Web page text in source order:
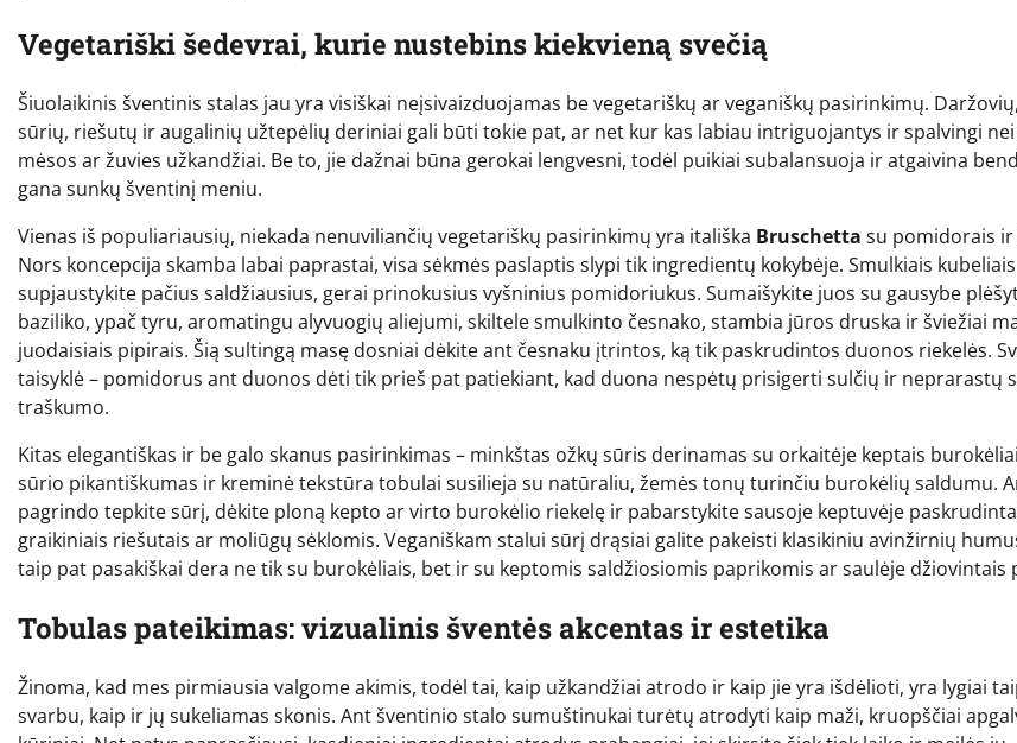
Vegetariški šedevrai, kurie nustebins kiekvieną svečią
Šiuolaikinis šventinis stalas jau yra visiškai neįsivaizduojamas be vegetariškų ar veganiškų pasirinkimų.
sūrių, riešutų ir augalinių užtepėlių deriniai gali būti tokie pat, ar net kur kas labiau intriguojantys ir spalvingi
mėsos ar žuvies užkandžiai. Be to, jie dažnai būna gerokai lengvesni, todėl puikiai subalansuoja ir atgaivina
gana sunkų šventinį meniu.
Vienas iš populiariausių, niekada nenuviliančių vegetariškų pasirinkimų yra itališka Bruschetta su pomidorais ir
Nors koncepcija skamba labai paprastai, visa sėkmės paslaptis slypi tik ingredientų kokybėje. Smulkiais kubeliais
supjaustykite pačius saldžiausius, gerai prinokusius vyšninius pomidoriukus. Sumaišykite juos su gausybe
baziliko, ypač tyru, aromatingu alyvuogių aliejumi, skiltele smulkinto česnako, stambia jūros druska ir šviežiai
juodaisiais pipirais. Šią sultingą masę dosniai dėkite ant česnaku įtrintos, ką tik paskrudintos duonos riekelės.
taisyklė – pomidorus ant duonos dėti tik prieš pat patiekiant, kad duona nespėtų prisigerti sulčių ir neprarastų
traškumo.
Kitas elegantiškas ir be galo skanus pasirinkimas – minkštas ožkų sūris derinamas su orkaitėje keptais
sūrio pikantiškumas ir kreminė tekstūra tobulai susilieja su natūraliu, žemės tonų turinčiu burokėlių saldumu.
pagrindo tepkite sūrį, dėkite ploną kepto ar virto burokėlio riekelę ir pabarstykite sausoje keptuvėje
graikiniais riešutais ar moliūgų sėklomis. Veganiškam stalui sūrį drąsiai galite pakeisti klasikiniu avinžirnių
taip pat pasakiškai dera ne tik su burokėliais, bet ir su keptomis saldžiosiomis paprikomis ar saulėje džiovintais
Tobulas pateikimas: vizualinis šventės akcentas ir estetika
Žinoma, kad mes pirmiausia valgome akimis, todėl tai, kaip užkandžiai atrodo ir kaip jie yra išdėlioti, yra lygiai
svarbu, kaip ir jų sukeliamas skonis. Ant šventinio stalo sumuštinukai turėtų atrodyti kaip maži, kruopščiai